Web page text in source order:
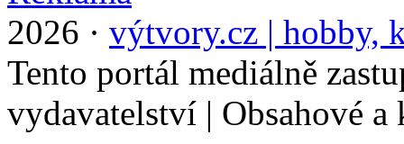
2026 · výtvory.cz | hobby,
Tento portál mediálně
vydavatelství | Obsahové